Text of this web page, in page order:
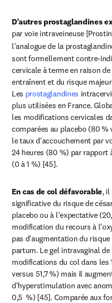
D'autres prostaglandines
par voie intraveineuse
l'analogue de la
sont formellement contre-
cervicale à terme en raison
entraînent et du risque
Les prostaglandines
plus utilisées en France.
les modifications cervicales
comparées au placebo (80
le taux d'accouchement par
24 heures (80 %) par
(0 à 1 %) [45].
En cas de col défavorable, il
significative du risque de
placebo ou à l'expectative
modification du recours à
pas d'augmentation du
partum. Le gel intravaginal de
modifications du col dans les
versus 51,7 %) mais il
d'hyperstimulation avec
0,5  %) [45]. Comparée aux